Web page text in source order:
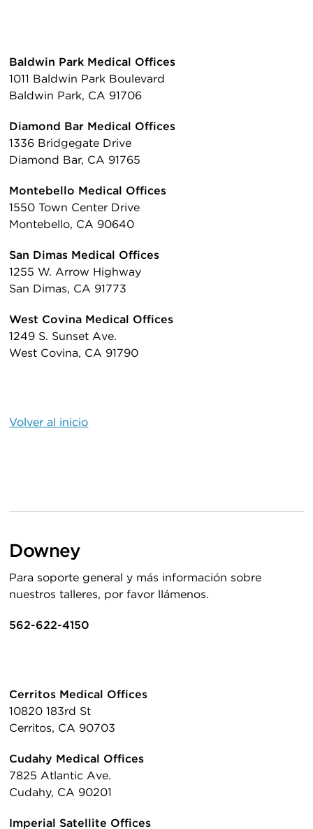
Baldwin Park Medical Offices
1011 Baldwin Park Boulevard
Baldwin Park, CA 91706
Diamond Bar Medical Offices
1336 Bridgegate Drive
Diamond Bar, CA 91765
Montebello Medical Offices
1550 Town Center Drive
Montebello, CA 90640
San Dimas Medical Offices
1255 W. Arrow Highway
San Dimas, CA 91773
West Covina Medical Offices
1249 S. Sunset Ave.
West Covina, CA 91790
Volver al inicio
Downey
Para soporte general y más información sobre
nuestros talleres, por favor llámenos.
562-622-4150
Cerritos Medical Offices
10820 183rd St
Cerritos, CA 90703
Cudahy Medical Offices
7825 Atlantic Ave.
Cudahy, CA 90201
Imperial Satellite Offices